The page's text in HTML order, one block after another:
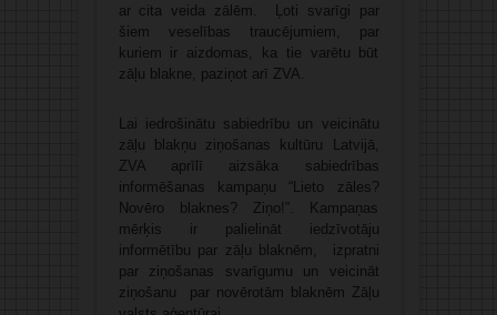
ar cita veida zālēm. Ļoti svarīgi par
šiem veselības traucējumiem, par
kuriem ir aizdomas, ka tie varētu būt
zāļu blakne, paziņot arī ZVA.
Lai iedrošinātu sabiedrību un veicinātu
zāļu blakņu ziņošanas kultūru Latvijā,
ZVA aprīlī aizsāka sabiedrības
informēšanas kampaņu “Lieto zāles?
Novēro blaknes? Ziņo!”. Kampaņas
mērķis ir palielināt iedzīvotāju
informētību par zāļu blaknēm, izpratni
par ziņošanas svarīgumu un veicināt
ziņošanu par novērotām blaknēm Zāļu